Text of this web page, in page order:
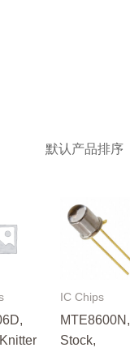
IC Chips
MTE8600N,
Stock,